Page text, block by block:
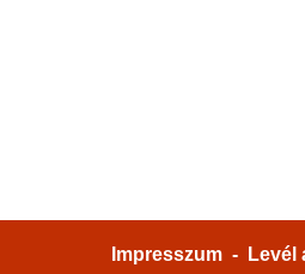
Impresszum -
Levél